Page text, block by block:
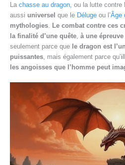
La chasse au dragon, ou la lutte contre
aussi universel que le Déluge ou l’Âge
mythologies
Le combat contre ces
la finalité d’une quête à une
seulement parce que le dragon est
puissantes , mais également parce qu’
les angoisses que l’homme peut